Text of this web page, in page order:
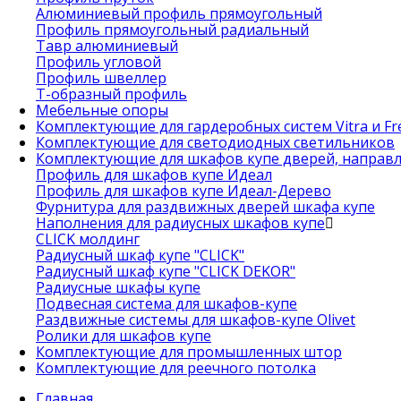
Алюминиевый профиль прямоугольный
Профиль прямоугольный радиальный
Тавр алюминиевый
Профиль угловой
Профиль швеллер
Т-образный профиль
Мебельные опоры
Комплектующие для гардеробных систем Vitra и
Комплектующие для светодиодных светильников
Комплектующие для шкафов купе дверей,
Профиль для шкафов купе Идеал
Профиль для шкафов купе Идеал-Дерево
Фурнитура для раздвижных дверей шкафа купе
Наполнения для радиусных шкафов купе
CLICK молдинг
Радиусный шкаф купе "CLICK"
Радиусный шкаф купе "CLICK DEKOR"
Радиусные шкафы купе
Подвесная система для шкафов-купе
Раздвижные системы для шкафов-купе Olivet
Ролики для шкафов купе
Комплектующие для промышленных штор
Комплектующие для реечного потолка